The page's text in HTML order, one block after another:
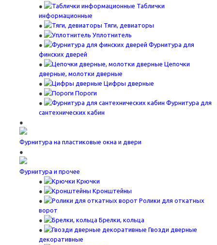
Таблички
информационные
Тяги, девиаторы
Уплотнитель
Фурнитура для
финских дверей
Цепочки
дверные, молотки дверные
Цифры дверные
Пороги
Фурнитура для
сантехнических кабин
Фурнитура на пластиковые окна и двери
Фурнитура и прочее
Крючки
Кронштейны
Ролики для откатных
ворот
Брелки, кольца
Гвозди дверные
декоративные